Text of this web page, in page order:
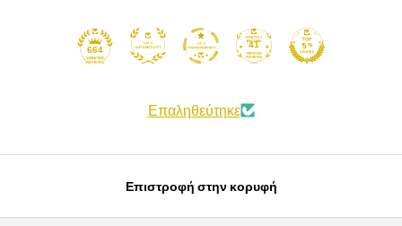
664
41
Επαληθεύτηκε
Επιστροφή στην κορυφή